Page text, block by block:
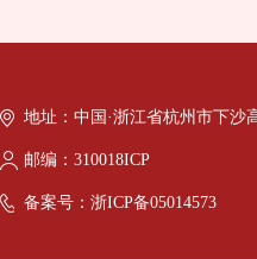
地址：中国·浙江省杭州市下沙
邮编：310018ICP
备案号：浙ICP备05014573